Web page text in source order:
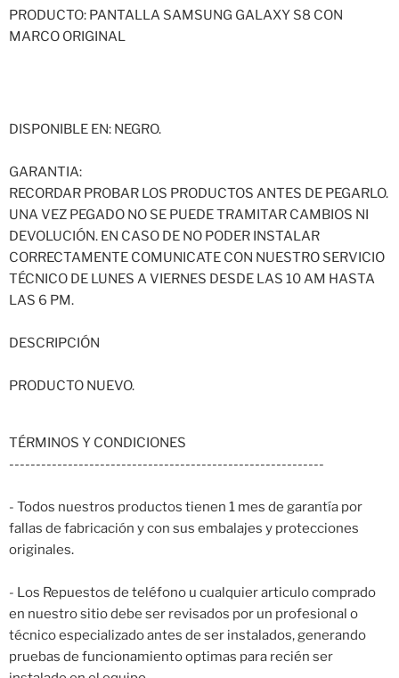
PRODUCTO: PANTALLA SAMSUNG GALAXY S8 CON
MARCO ORIGINAL
DISPONIBLE EN: NEGRO.
GARANTIA:
RECORDAR PROBAR LOS PRODUCTOS ANTES DE PEGARLO.
UNA VEZ PEGADO NO SE PUEDE TRAMITAR CAMBIOS NI
DEVOLUCIÓN. EN CASO DE NO PODER INSTALAR
CORRECTAMENTE COMUNICATE CON NUESTRO SERVICIO
TÉCNICO DE LUNES A VIERNES DESDE LAS 10 AM HASTA
LAS 6 PM.
DESCRIPCIÓN
PRODUCTO NUEVO.
TÉRMINOS Y CONDICIONES
-----------------------------------------------------------
- Todos nuestros productos tienen 1 mes de garantía por
fallas de fabricación y con sus embalajes y protecciones
originales.
- Los Repuestos de teléfono u cualquier articulo comprado
en nuestro sitio debe ser revisados por un profesional o
técnico especializado antes de ser instalados, generando
pruebas de funcionamiento optimas para recién ser